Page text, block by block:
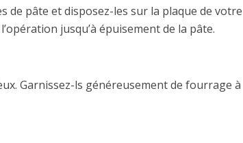
de pâte et disposez-les sur la plaque de votre
jusqu’à épuisement de la pâte.
Garnissez-ls généreusement de fourrage à